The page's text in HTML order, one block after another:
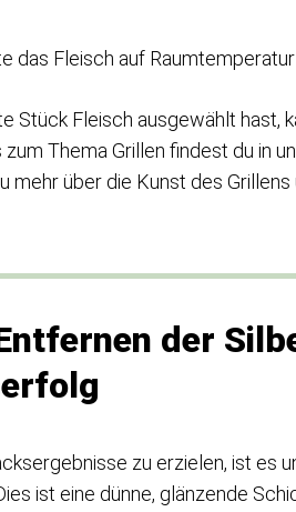
das Fleisch auf
Stück Fleisch ausgewählt hast,
Thema Grillen findest du in
mehr über die Kunst des
der
zu erzielen, ist es
ist eine dünne, glänzende